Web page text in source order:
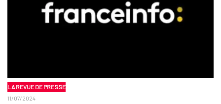
LA REVUE DE PRESSE
11/07/2024